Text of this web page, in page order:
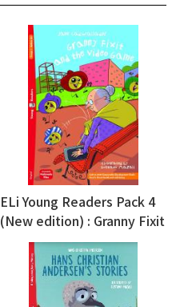
ELi Young Readers Pack 4
(New edition) : Granny Fixit
and the Video Game (with
ELi Link APP)